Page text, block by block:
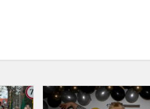
Pasaulio
skautų